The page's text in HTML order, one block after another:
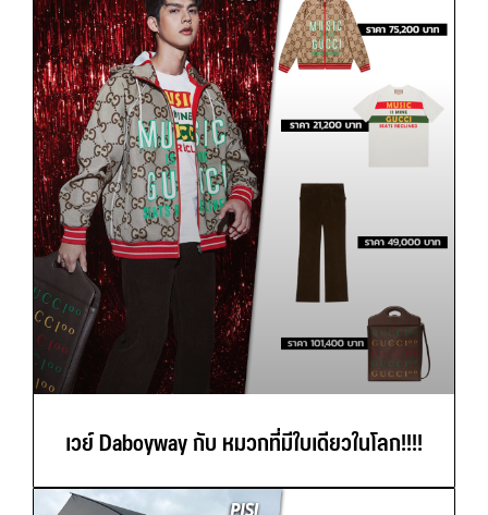
เวย์ Daboyway กับ หมวกที่มีใบเดียวในโลก!!!!